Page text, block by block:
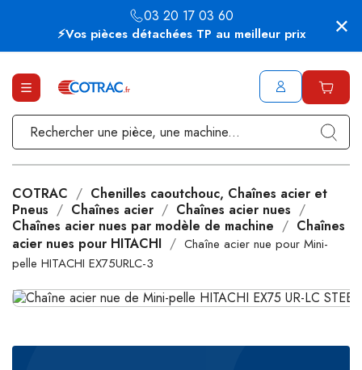
⚡Vos pièces détachées TP au meilleur prix
03 20 17 03 60
COTRAC
Chenilles caoutchouc, Chaînes acier et
Pneus
Chaînes acier
Chaînes acier nues
Chaînes acier nues par modèle de machine
Chaînes
acier nues pour HITACHI
Chaîne acier nue pour Mini-
pelle HITACHI EX75URLC-3